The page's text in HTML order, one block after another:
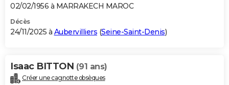
02/02/1956 à MARRAKECH MAROC
Décès
24/11/2025 à Aubervilliers (Seine-Saint-Denis)
Isaac BITTON (91 ans)
Créer une cagnotte obsèques